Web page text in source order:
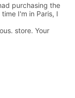
purchasing the
I'm in Paris, I
store. Your